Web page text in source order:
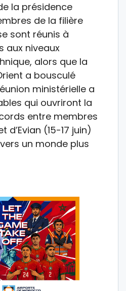
la présidence
de la filière
sont réunis à
aux niveaux
alors que la
a bousculé
ministérielle a
qui ouvriront la
entre membres
d’Evian (15-17 juin)
un monde plus